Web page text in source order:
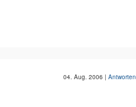
04. Aug. 2006 | Antworten